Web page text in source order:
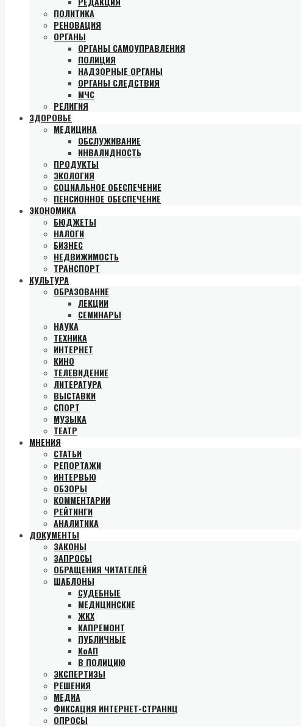
ПОЛИТИКА
РЕНОВАЦИЯ
ОРГАНЫ
ОРГАНЫ САМОУПРАВЛЕНИЯ
ПОЛИЦИЯ
НАДЗОРНЫЕ ОРГАНЫ
ОРГАНЫ СЛЕДСТВИЯ
МЧС
РЕЛИГИЯ
ЗДОРОВЬЕ
МЕДИЦИНА
ОБСЛУЖИВАНИЕ
ИНВАЛИДНОСТЬ
ПРОДУКТЫ
ЭКОЛОГИЯ
СОЦИАЛЬНОЕ ОБЕСПЕЧЕНИЕ
ПЕНСИОННОЕ ОБЕСПЕЧЕНИЕ
ЭКОНОМИКА
БЮДЖЕТЫ
НАЛОГИ
БИЗНЕС
НЕДВИЖИМОСТЬ
ТРАНСПОРТ
КУЛЬТУРА
ОБРАЗОВАНИЕ
ЛЕКЦИИ
СЕМИНАРЫ
НАУКА
ТЕХНИКА
ИНТЕРНЕТ
КИНО
ТЕЛЕВИДЕНИЕ
ЛИТЕРАТУРА
ВЫСТАВКИ
СПОРТ
МУЗЫКА
ТЕАТР
МНЕНИЯ
СТАТЬИ
РЕПОРТАЖИ
ИНТЕРВЬЮ
ОБЗОРЫ
КОММЕНТАРИИ
РЕЙТИНГИ
АНАЛИТИКА
ДОКУМЕНТЫ
ЗАКОНЫ
ЗАПРОСЫ
ОБРАЩЕНИЯ ЧИТАТЕЛЕЙ
ШАБЛОНЫ
СУДЕБНЫЕ
МЕДИЦИНСКИЕ
ЖКХ
КАПРЕМОНТ
ПУБЛИЧНЫЕ
КоАП
В ПОЛИЦИЮ
ЭКСПЕРТИЗЫ
РЕШЕНИЯ
МЕДИА
ФИКСАЦИЯ ИНТЕРНЕТ-СТРАНИЦ
ОПРОСЫ